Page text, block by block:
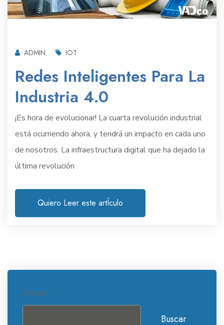
ADMIN IOT
Redes Inteligentes Para La
Industria 4.0
¡Es hora de evolucionar! La cuarta revolución industrial
está ocurriendo ahora, y tendrá un impacto en cada uno
de nosotros. La infraestructura digital que ha dejado la
última revolución
Quiero Leer este artÍculo
Buscar
Buscar